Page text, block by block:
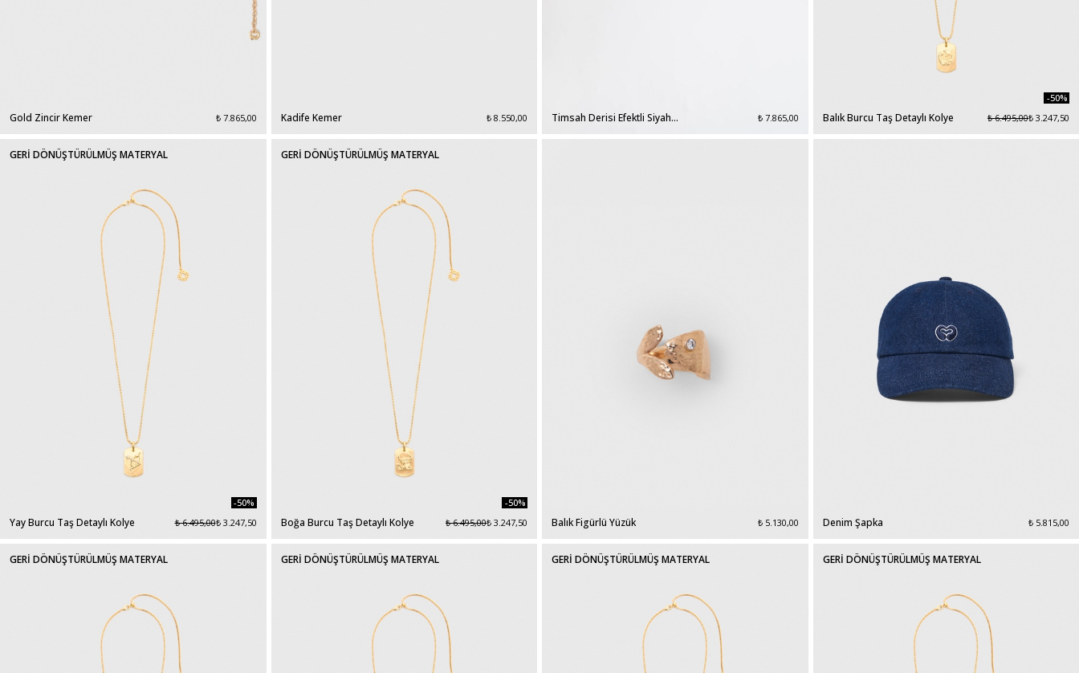
Gold Zincir Kemer ₺ 7.865,00 Kadife Kemer ₺ 8.550,00
Timsah Derisi Efektli Siyah
₺ 7.865,00
-50%
Balık Burcu Taş Detaylı Kolye ₺ 6.495,00₺ 3.247,50
GERİ DÖNÜŞTÜRÜLMÜŞ MATERYAL
-50%
Yay Burcu Taş Detaylı Kolye ₺ 6.495,00₺ 3.247,50
GERİ DÖNÜŞTÜRÜLMÜŞ MATERYAL
-50%
Boğa Burcu Taş Detaylı Kolye ₺ 6.495,00₺ 3.247,50 Balık Figürlü Yüzük ₺ 5.130,00 Denim Şapka ₺ 5.815,00
GERİ DÖNÜŞTÜRÜLMÜŞ MATERYAL GERİ DÖNÜŞTÜRÜLMÜŞ MATERYAL GERİ DÖNÜŞTÜRÜLMÜŞ MATERYAL GERİ DÖNÜŞTÜRÜLMÜŞ MATERYAL